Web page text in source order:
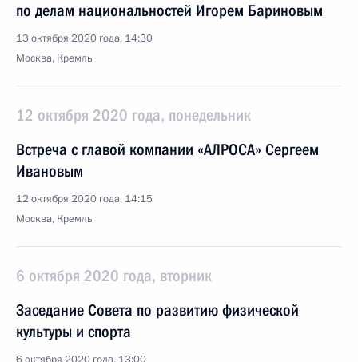
по делам национальностей Игорем Бариновым
13 октября 2020 года, 14:30
Москва, Кремль
12 октября 2020 года, понедельник
Встреча с главой компании «АЛРОСА» Сергеем
Ивановым
12 октября 2020 года, 14:15
Москва, Кремль
6 октября 2020 года, вторник
Заседание Совета по развитию физической
культуры и спорта